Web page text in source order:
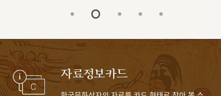
자료정보카드